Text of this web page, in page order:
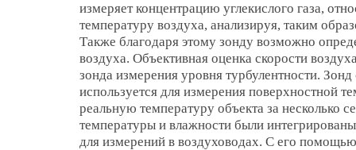
измеряет концентрацию углекислого газа,
температуру воздуха, анализируя, таким
Также благодаря этому зонду возможно
воздуха. Объективная оценка скорости
зонда измерения уровня турбулентности.
используется для измерения поверхностной
реальную температуру объекта за несколько
температуры и влажности были
для измерений в воздуховодах. С его